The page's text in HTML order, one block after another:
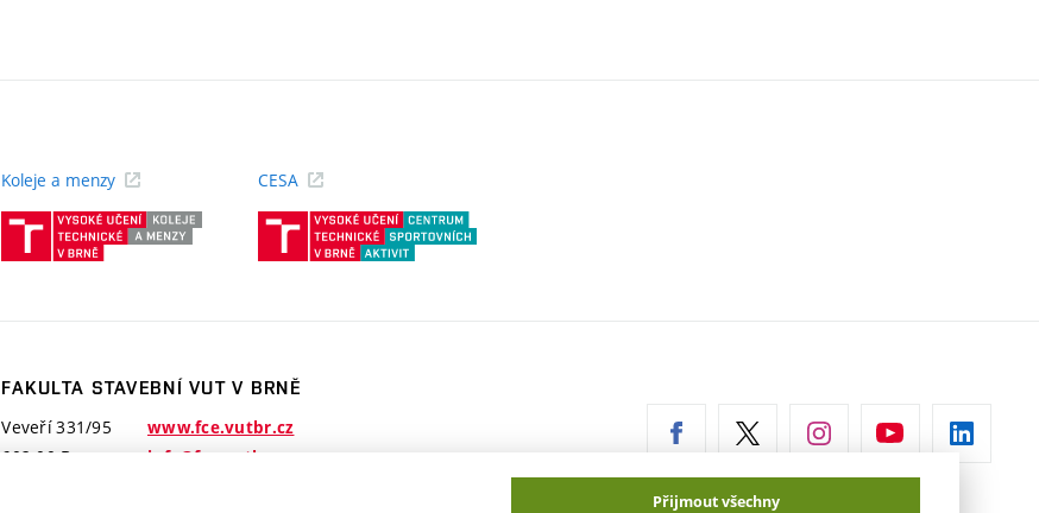
Koleje a menzy
(externí
CESA
FAKULTA STAVEBNÍ VUT V BRNĚ
Veveří 331/95
602 00 Brno
www.fce.vutbr.cz
info@fce.vutbr.cz
Přijmout všechny